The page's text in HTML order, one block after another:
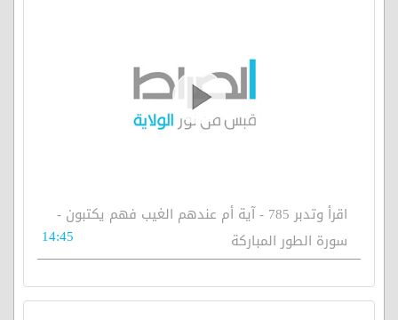
اقرأ وتدبر 785 - آية أم عندهم الغيب فهم يكتبون -
سورة الطور المباركة
14:45